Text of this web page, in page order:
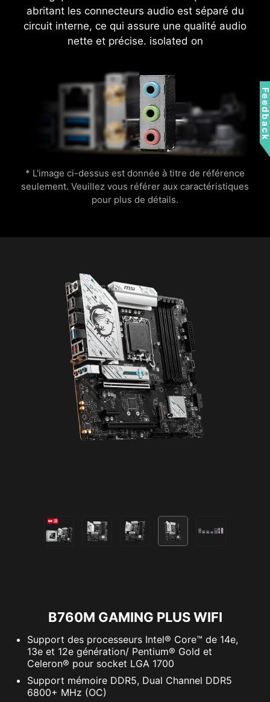
abritant les connecteurs audio est séparé du
circuit interne, ce qui assure une qualité audio
nette et précise. isolated on
* L'image ci-dessus est donnée à titre de référence
seulement. Veuillez vous référer aux caractéristiques
pour plus de détails.
2,5 G LAN
B760M GAMING PLUS WIFI
Support des processeurs Intel® Core™ de 14e,
13e et 12e génération/ Pentium® Gold et
Celeron® pour socket LGA 1700
Support mémoire DDR5, Dual Channel DDR5
6800+ MHz (OC)